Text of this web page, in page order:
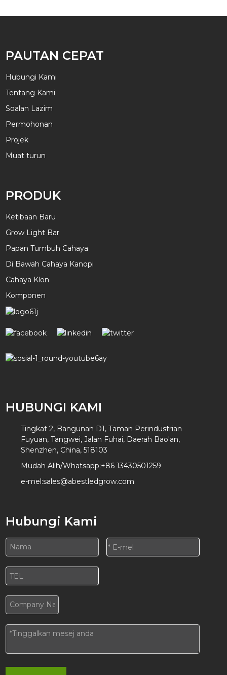
PAUTAN CEPAT
Hubungi Kami
Tentang Kami
Soalan Lazim
Permohonan
Projek
Muat turun
PRODUK
Ketibaan Baru
Grow Light Bar
Papan Tumbuh Cahaya
Di Bawah Cahaya Kanopi
Cahaya Klon
Komponen
HUBUNGI KAMI
Tingkat 2, Bangunan D1, Taman Perindustrian
Fuyuan, Tangwei, Jalan Fuhai, Daerah Bao'an,
Shenzhen, China, 518103
Mudah Alih/Whatsapp:+86 13430501259
e-mel:sales@abestledgrow.com
Hubungi Kami